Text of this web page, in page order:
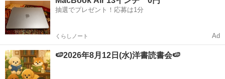
抽選でプレゼント！応募は1分
くらしノート Ad
🍉2026年8月12日(水)洋書読書会🍉